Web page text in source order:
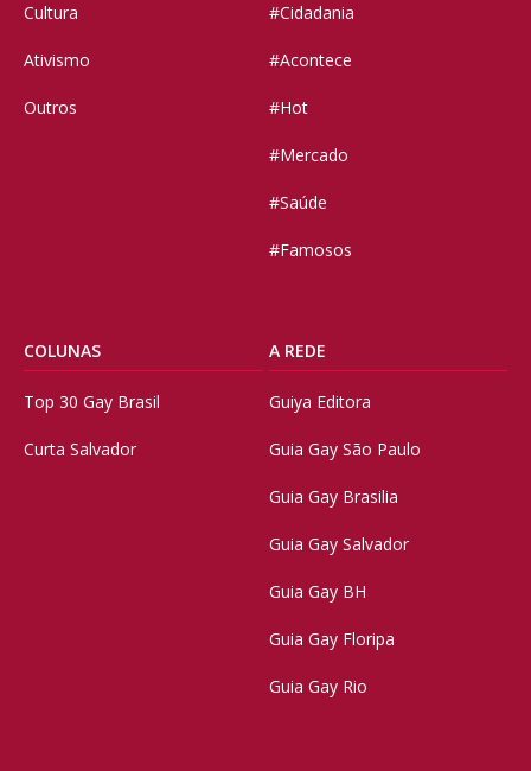
Cultura
Ativismo
Outros
#Cidadania
#Acontece
#Hot
#Mercado
#Saúde
#Famosos
COLUNAS
Top 30 Gay Brasil
Curta Salvador
A REDE
Guiya Editora
Guia Gay São Paulo
Guia Gay Brasilia
Guia Gay Salvador
Guia Gay BH
Guia Gay Floripa
Guia Gay Rio